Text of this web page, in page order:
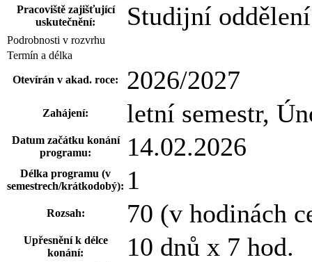
Pracoviště zajišťující
uskutečnění:
Studijní oddělení
Podrobnosti v rozvrhu
Termín a délka
Otevírán v akad. roce: 2026/2027
Zahájení: letní semestr,
Datum začátku konání
programu:
14.02.2026
Délka programu (v
semestrech/krátkodobý): 1
Rozsah: 70 (v hodinách
Upřesnění k délce
konání:
10 dnů x 7 hod.